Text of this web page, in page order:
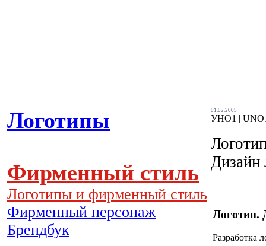
Логотипы
Фирменный стиль
Логотипы и фирменный стиль
Фирменный персонаж
Брендбук
01.02.2005
УНО1 |
Дизайн
Логотип.
Разработка